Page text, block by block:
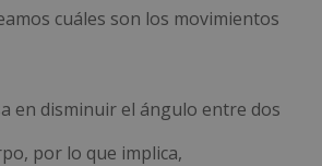
cuáles son los movimientos
en disminuir el ángulo entre dos
por lo que implica,